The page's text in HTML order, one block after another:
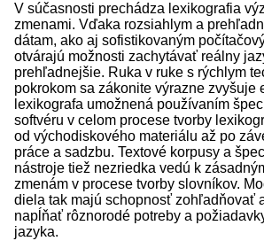
V súčasnosti prechádza lexikografia
zmenami. Vďaka rozsiahlym a
dátam, ako aj sofistikovaným
otvárajú možnosti zachytávať reálny
prehľadnejšie. Ruka v ruke s rýchlym
pokrokom sa zákonite výrazne zvyšuje
lexikografa umožnená používaním
softvéru v celom procese tvorby
od východiskového materiálu až po
práce a sadzbu. Textové korpusy a
nástroje tiež nezriedka vedú k
zmenám v procese tvorby slovníkov.
diela tak majú schopnosť zohľadňovať
napĺňať rôznorodé potreby a
jazyka.